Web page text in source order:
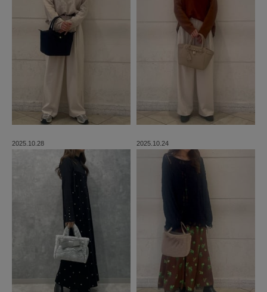
2025.10.28 2025.10.24